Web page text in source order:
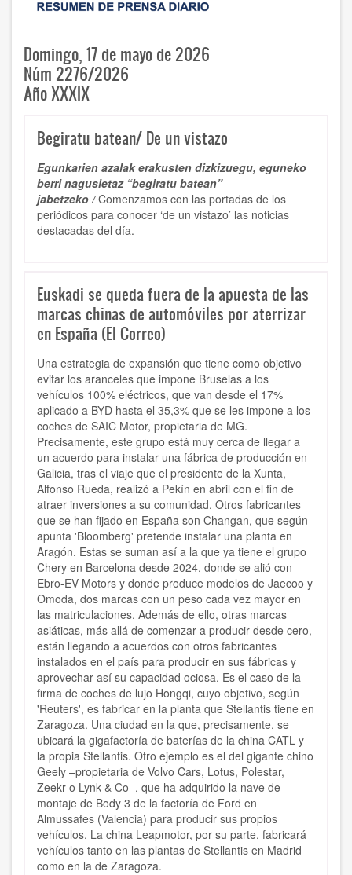
Domingo, 17 de mayo de 2026
Núm 2276/2026
Año XXXIX
Begiratu batean/ De un vistazo
Egunkarien azalak erakusten dizkizuegu, eguneko
berri nagusietaz “begiratu batean”
jabetzeko /Comenzamos con las portadas de los
periódicos para conocer ‘de un vistazo’ las noticias
destacadas del día.
Euskadi se queda fuera de la apuesta de las
marcas chinas de automóviles por aterrizar
en España (El Correo)
Una estrategia de expansión que tiene como objetivo
evitar los aranceles que impone Bruselas a los
vehículos 100% eléctricos, que van desde el 17%
aplicado a BYD hasta el 35,3% que se les impone a los
coches de SAIC Motor, propietaria de MG.
Precisamente, este grupo está muy cerca de llegar a
un acuerdo para instalar una fábrica de producción en
Galicia, tras el viaje que el presidente de la Xunta,
Alfonso Rueda, realizó a Pekín en abril con el fin de
atraer inversiones a su comunidad. Otros fabricantes
que se han fijado en España son Changan, que según
apunta 'Bloomberg' pretende instalar una planta en
Aragón. Estas se suman así a la que ya tiene el grupo
Chery en Barcelona desde 2024, donde se alió con
Ebro-EV Motors y donde produce modelos de Jaecoo y
Omoda, dos marcas con un peso cada vez mayor en
las matriculaciones. Además de ello, otras marcas
asiáticas, más allá de comenzar a producir desde cero,
están llegando a acuerdos con otros fabricantes
instalados en el país para producir en sus fábricas y
aprovechar así su capacidad ociosa. Es el caso de la
firma de coches de lujo Hongqi, cuyo objetivo, según
'Reuters', es fabricar en la planta que Stellantis tiene en
Zaragoza. Una ciudad en la que, precisamente, se
ubicará la gigafactoría de baterías de la china CATL y
la propia Stellantis. Otro ejemplo es el del gigante chino
Geely –propietaria de Volvo Cars, Lotus, Polestar,
Zeekr o Lynk & Co–, que ha adquirido la nave de
montaje de Body 3 de la factoría de Ford en
Almussafes (Valencia) para producir sus propios
vehículos. La china Leapmotor, por su parte, fabricará
vehículos tanto en las plantas de Stellantis en Madrid
como en la de Zaragoza.